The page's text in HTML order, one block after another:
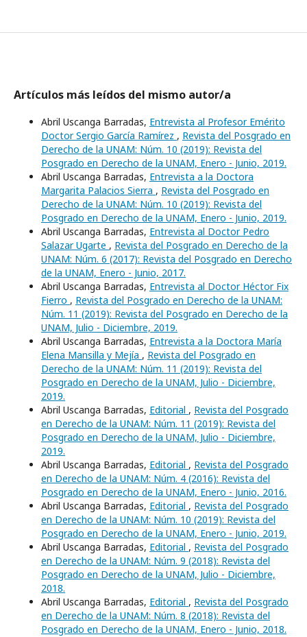
Artículos más leídos del mismo autor/a
Abril Uscanga Barradas, Entrevista al Profesor Emérito
Doctor Sergio García Ramírez , Revista del Posgrado en
Derecho de la UNAM: Núm. 10 (2019): Revista del
Posgrado en Derecho de la UNAM, Enero - Junio, 2019.
Abril Uscanga Barradas, Entrevista a la Doctora
Margarita Palacios Sierra , Revista del Posgrado en
Derecho de la UNAM: Núm. 10 (2019): Revista del
Posgrado en Derecho de la UNAM, Enero - Junio, 2019.
Abril Uscanga Barradas, Entrevista al Doctor Pedro
Salazar Ugarte , Revista del Posgrado en Derecho de la
UNAM: Núm. 6 (2017): Revista del Posgrado en Derecho
de la UNAM, Enero - Junio, 2017.
Abril Uscanga Barradas, Entrevista al Doctor Héctor Fix
Fierro , Revista del Posgrado en Derecho de la UNAM:
Núm. 11 (2019): Revista del Posgrado en Derecho de la
UNAM, Julio - Diciembre, 2019.
Abril Uscanga Barradas, Entrevista a la Doctora María
Elena Mansilla y Mejía , Revista del Posgrado en
Derecho de la UNAM: Núm. 11 (2019): Revista del
Posgrado en Derecho de la UNAM, Julio - Diciembre,
2019.
Abril Uscanga Barradas, Editorial , Revista del Posgrado
en Derecho de la UNAM: Núm. 11 (2019): Revista del
Posgrado en Derecho de la UNAM, Julio - Diciembre,
2019.
Abril Uscanga Barradas, Editorial , Revista del Posgrado
en Derecho de la UNAM: Núm. 4 (2016): Revista del
Posgrado en Derecho de la UNAM, Enero - Junio, 2016.
Abril Uscanga Barradas, Editorial , Revista del Posgrado
en Derecho de la UNAM: Núm. 10 (2019): Revista del
Posgrado en Derecho de la UNAM, Enero - Junio, 2019.
Abril Uscanga Barradas, Editorial , Revista del Posgrado
en Derecho de la UNAM: Núm. 9 (2018): Revista del
Posgrado en Derecho de la UNAM, Julio - Diciembre,
2018.
Abril Uscanga Barradas, Editorial , Revista del Posgrado
en Derecho de la UNAM: Núm. 8 (2018): Revista del
Posgrado en Derecho de la UNAM, Enero - Junio, 2018.